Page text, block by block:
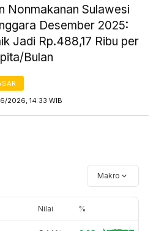
Nonmakanan Sulawesi
Desember 2025:
Jadi Rp.488,17 Ribu per
Bulan
2026, 14:33 WIB
Makro
Nilai %